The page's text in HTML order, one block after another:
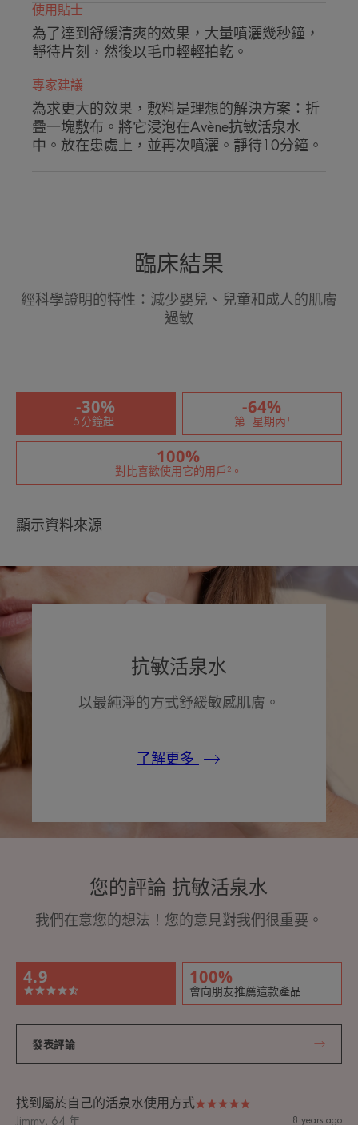
使用貼士
為了達到舒緩清爽的效果，大量噴灑幾秒鐘，
靜待片刻，然後以毛巾輕輕拍乾。
專家建議
為求更大的效果，敷料是理想的解決方案：折
疊一塊敷布。將它浸泡在Avène抗敏活泉水
中。放在患處上，並再次噴灑。靜待10分鐘。
臨床結果
經科學證明的特性：減少嬰兒、兒童和成人的肌膚
過敏
-30%
5分鐘起¹
-64%
第1星期內¹
100%
對比喜歡使用它的用戶²。
顯示資料來源
抗敏活泉水
以最純淨的方式舒緩敏感肌膚。
了解更多
您的評論 抗敏活泉水
我們在意您的想法！您的意見對我們很重要。
4.9 100%
會向朋友推薦這款產品
發表評論
找到屬於自己的活泉水使用方式
Jimmy, 64 年 8 years ago